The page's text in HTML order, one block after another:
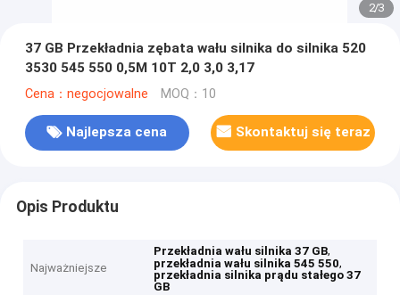
2/3
37 GB Przekładnia zębata wału silnika do silnika 520
3530 545 550 0,5M 10T 2,0 3,0 3,17
Cena：negocjowalne MOQ：10
Najlepsza cena Skontaktuj się teraz
Opis Produktu
Najważniejsze
Przekładnia wału silnika 37 GB,
przekładnia wału silnika 545 550,
przekładnia silnika prądu stałego 37
GB